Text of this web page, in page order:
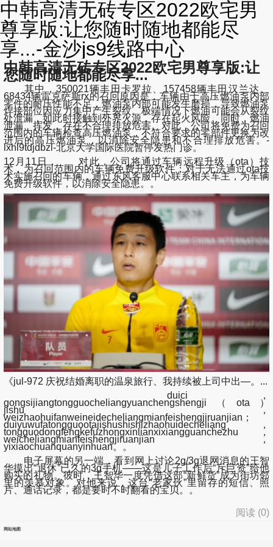
中韩高清无砖专区2022欧宅男
尊享版:让您随时随地都能尽
享...-金沙js9线路中心
中韩高清无砖专区2022欧宅男尊享版:让
您随时随地都能尽享...
其中，350021辆丰田卡罗拉、157458辆丰田汉兰达、
68434辆雷克萨斯rx的召回原因是，车辆由于高压燃油泵内部
零件的耐压性能不足，燃油泵内部可能发生磨损，导致燃油泵
焊接部位因应力集中产生裂纹。极端情况下燃油可能会从裂纹
处泄漏，如此时接触到外界火源，存在起火风险。同时，燃油
泄漏、挥发，存在不合理排放危害。对此，公司将免费为召回
范围内的车辆检查高压燃油泵，不符合要求的零部件更换为改
进后的高压燃油泵，以消除安全隐患和不合理排放危害。-
lxhl9tdjdbzl-北京大学国际医院暂停发热门诊。
12月11日， 对此，公司将通过车辆远程升级（ota）技
术，为召回范围内的车辆免费升级软件；对于无法通过ota技
术实施召回的车辆，通过东风客服中心联系相关车主，为车辆
免费升级软件，以消除安全隐患。。
《jul-972 庆祝结婚离职的温泉旅行、我持续被上司中出―。...
duici，
gongsijiangtongguocheliangyuanchengshengji（ota）
jishu，
weizhaohuifanweineidecheliangmianfeishengjiruanjian；
duiyuwufatongguootajishushishizhaohuidecheliang，
tongguodongfengkefuzhongxinlianxixiangguanchezhu，
weicheliangmianfeishengjiruanjian，
yixiaochuanquanyinhuan。。
电子屏幕的另一端，看到网上讨论2g/3g退网消息的王智
华摸出“退休”已久的3g手机——这是儿子工作后“斥巨资”给他
购买的礼物。彼时，王智华一度凭借这部“新鲜货”成为街坊邻
里的羡慕对象。对他来说，这台“老家伙”里留存的短信、照
片、通话记录，都是要时不时翻看的宝贝。。
阅读 (0)
网站地图